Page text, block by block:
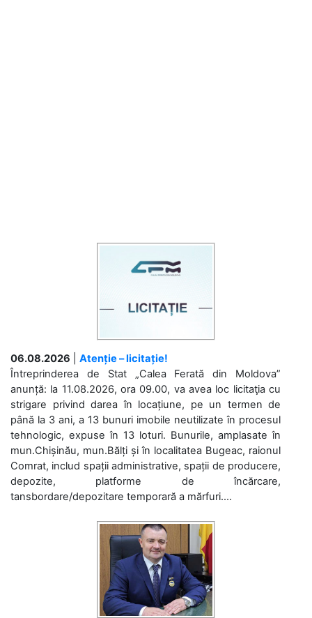
06.08.2026
Atenție – licitație!
Întreprinderea de Stat „Calea Ferată din Moldova”
anunță: la 11.08.2026, ora 09.00, va avea loc licitaţia cu
strigare privind darea în locațiune, pe un termen de
până la 3 ani, a 13 bunuri imobile neutilizate în procesul
tehnologic, expuse în 13 loturi. Bunurile, amplasate în
mun.Chișinău, mun.Bălți și în localitatea Bugeac, raionul
Comrat, includ spații administrative, spații de producere,
depozite, platforme de încărcare,
tansbordare/depozitare temporară a mărfuri....